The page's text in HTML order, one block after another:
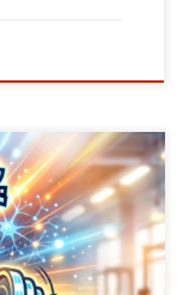
ムBrainの大石圭